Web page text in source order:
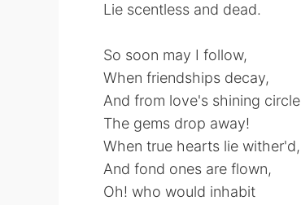
Lie scentless and dead.
So soon may I follow,
When friendships decay,
And from love's shining circle
The gems drop away!
When true hearts lie wither'd,
And fond ones are flown,
Oh! who would inhabit